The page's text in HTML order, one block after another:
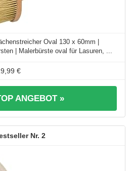
Oval 130 x 60mm |
| Malerbürste oval für Lasuren, ...
€
ANGEBOT »
2